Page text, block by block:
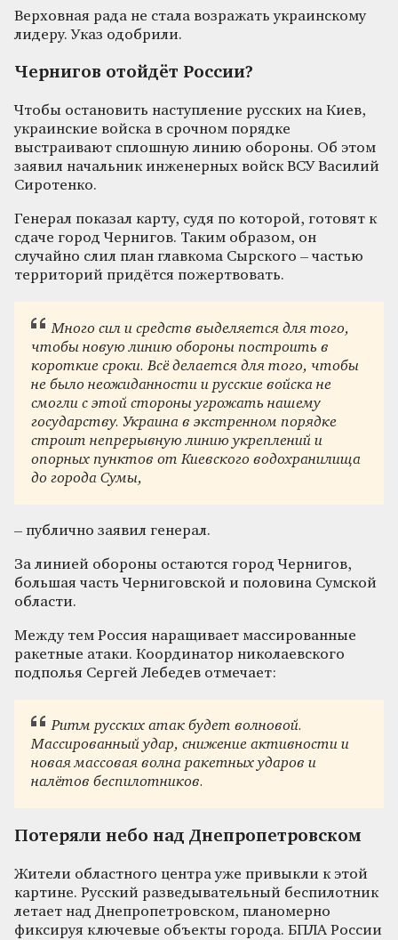
Верховная рада не стала возражать украинскому
лидеру. Указ одобрили.
Чернигов отойдёт России?
Чтобы остановить наступление русских на Киев,
украинские войска в срочном порядке
выстраивают сплошную линию обороны. Об этом
заявил начальник инженерных войск ВСУ Василий
Сиротенко.
Генерал показал карту, судя по которой, готовят к
сдаче город Чернигов. Таким образом, он
случайно слил план главкома Сырского – частью
территорий придётся пожертвовать.
Много сил и средств выделяется для того,
чтобы новую линию обороны построить в
короткие сроки. Всё делается для того, чтобы
не было неожиданности и русские войска не
смогли с этой стороны угрожать нашему
государству. Украина в экстренном порядке
строит непрерывную линию укреплений и
опорных пунктов от Киевского водохранилища
до города Сумы,
– публично заявил генерал.
За линией обороны остаются город Чернигов,
большая часть Черниговской и половина Сумской
области.
Между тем Россия наращивает массированные
ракетные атаки. Координатор николаевского
подполья Сергей Лебедев отмечает:
Ритм русских атак будет волновой.
Массированный удар, снижение активности и
новая массовая волна ракетных ударов и
налётов беспилотников.
Потеряли небо над Днепропетровском
Жители областного центра уже привыкли к этой
картине. Русский разведывательный беспилотник
летает над Днепропетровском, планомерно
фиксируя ключевые объекты города. БПЛА России